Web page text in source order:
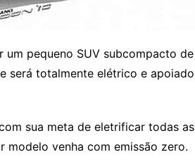
um pequeno SUV subcompacto de
será totalmente elétrico e apoiado
sua meta de eletrificar todas as
modelo venha com emissão zero.